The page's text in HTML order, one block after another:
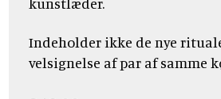
Indeholder ikke de nye
velsignelse af par af samme